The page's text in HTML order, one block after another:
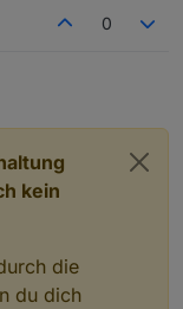
eine Quelle für die
0
kein
die
du dich